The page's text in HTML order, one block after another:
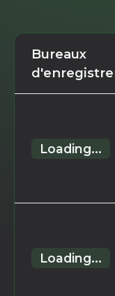
Bureaux
Loading...
Loading...